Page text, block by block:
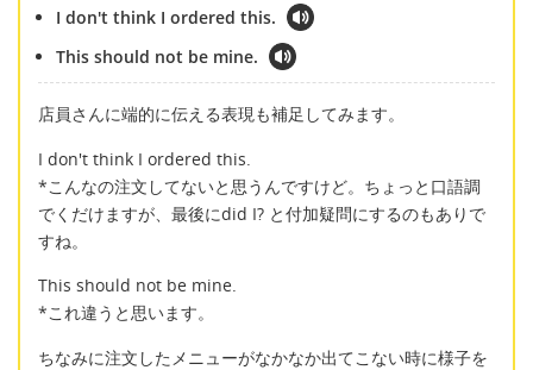
I don't think I ordered this.
This should not be mine.
店員さんに端的に伝える表現も補足してみます。
I don't think I ordered this.
*こんなの注文してないと思うんですけど。ちょっと口語調
でくだけますが、最後にdid I? と付加疑問にするのもありで
すね。
This should not be mine.
*これ違うと思います。
ちなみに注文したメニューがなかなか出てこない時に様子を